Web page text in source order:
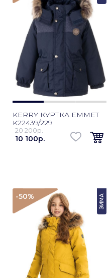
KERRY КУРТКА EMMET
K22439/229
20 200p.
10 100p.
-50% ЗИМА